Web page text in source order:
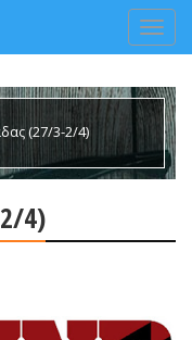
(27/3-2/4)
4)